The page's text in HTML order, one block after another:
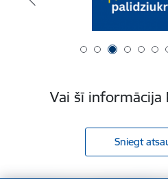
Vai šī informācija
Sniegt